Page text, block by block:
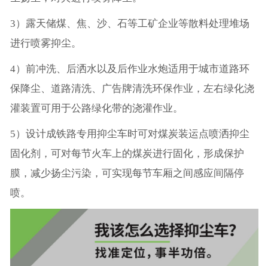
3）露天储煤、焦、沙、石等工矿企业等散料处理堆场
进行喷雾抑尘。
4）前冲洗、后洒水以及后作业水炮适用于城市道路环
保降尘、道路清洗、广告牌清洗环保作业，左右绿化浇
灌装置可用于公路绿化带的浇灌作业。
5）设计成铁路专用抑尘车时可对煤炭装运点喷洒抑尘
固化剂，可对每节火车上的煤炭进行固化，形成保护
膜，减少扬尘污染，可实现每节车厢之间感应间隔停
喷。